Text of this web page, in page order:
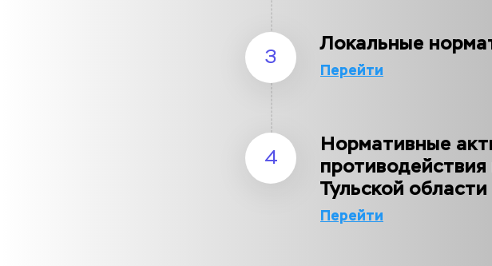
3
Локальные
Перейти
4
Нормативные
Тульской области
Перейти